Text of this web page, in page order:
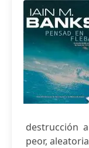
destrucción
peor,